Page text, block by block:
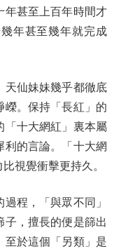
年甚至上百年時間才
年甚至幾年就完成
仙妹妹幾乎都徹底
嶸。保持「長紅」的
「十大網紅」裏本屬
利的言論。「十大網
視覺衝擊更持久。
程，「與眾不同」
子，擅長的便是篩出
至於這個「另類」是